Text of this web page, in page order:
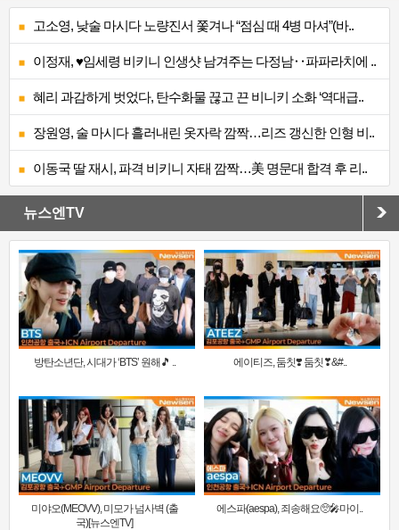
고소영, 낮술 마시다 노량진서 쫓겨나 “점심 때 4병 마셔”(바..
이정재, ♥임세령 비키니 인생샷 남겨주는 다정남‥파파라치에 ..
혜리 과감하게 벗었다, 탄수화물 끊고 끈 비니키 소화 ‘역대급..
장원영, 술 마시다 흘러내린 옷자락 깜짝…리즈 갱신한 인형 비..
이동국 딸 재시, 파격 비키니 자태 깜짝…美 명문대 합격 후 리..
뉴스엔TV
방탄소년단, 시대가 ‘BTS’ 원해🎵 .. 에이티즈, 둠칫❣️ 둠칫❣&#..
미야오(MEOVV), 미모가 넘사벽 (출
국)[뉴스엔TV]
에스파(aespa), 죄송해요🥺🎤마이..